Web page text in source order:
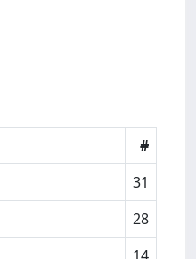
#
31
28